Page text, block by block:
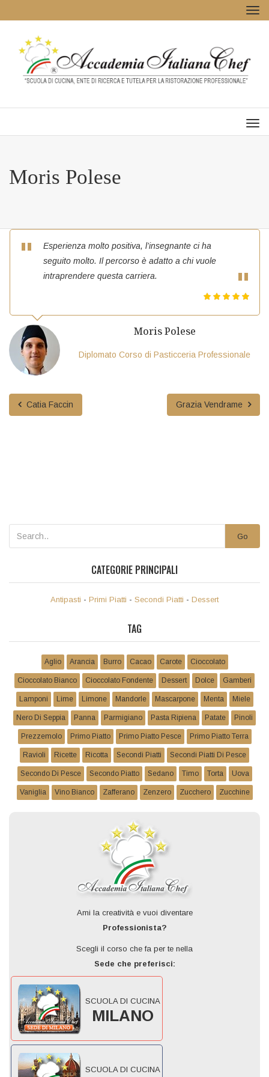
Moris Polese
Esperienza molto positiva, l’insegnante ci ha
seguito molto. Il percorso è adatto a chi vuole
intraprendere questa carriera.
Moris Polese
Diplomato Corso di Pasticceria Professionale
Catia Faccin Grazia Vendrame
Go
CATEGORIE PRINCIPALI
Antipasti - Primi Piatti - Secondi Piatti - Dessert
TAG
Aglio Arancia Burro Cacao Carote Cioccolato
Cioccolato Bianco Cioccolato Fondente Dessert Dolce Gamberi
Lamponi Lime Limone Mandorle Mascarpone Menta Miele
Nero Di Seppia Panna Parmigiano Pasta Ripiena Patate Pinoli
Prezzemolo Primo Piatto Primo Piatto Pesce Primo Piatto Terra
Ravioli Ricette Ricotta Secondi Piatti Secondi Piatti Di Pesce
Secondo Di Pesce Secondo Piatto Sedano Timo Torta Uova
Vaniglia Vino Bianco Zafferano Zenzero Zucchero Zucchine
Ami la creatività e vuoi diventare
Professionista?
Scegli il corso che fa per te nella
Sede che preferisci:
SCUOLA DI CUCINA
MILANO
SCUOLA DI CUCINA